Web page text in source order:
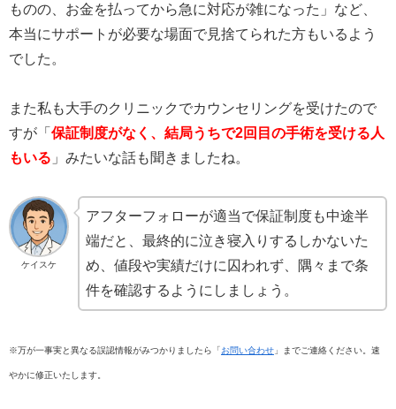
ものの、お金を払ってから急に対応が雑になった」など、
本当にサポートが必要な場面で見捨てられた方もいるよう
でした。
また私も大手のクリニックでカウンセリングを受けたので
すが「 保証制度がなく、結局うちで2回目の手術を受ける人
もいる 」みたいな話も聞きましたね。
ケイスケ
アフターフォローが適当で保証制度も中途半
端だと、最終的に泣き寝入りするしかないた
め、値段や実績だけに囚われず、隅々まで条
件を確認するようにしましょう。
※万が一事実と異なる誤認情報がみつかりましたら「お問い合わせ 」までご連絡ください。速
やかに修正いたします。